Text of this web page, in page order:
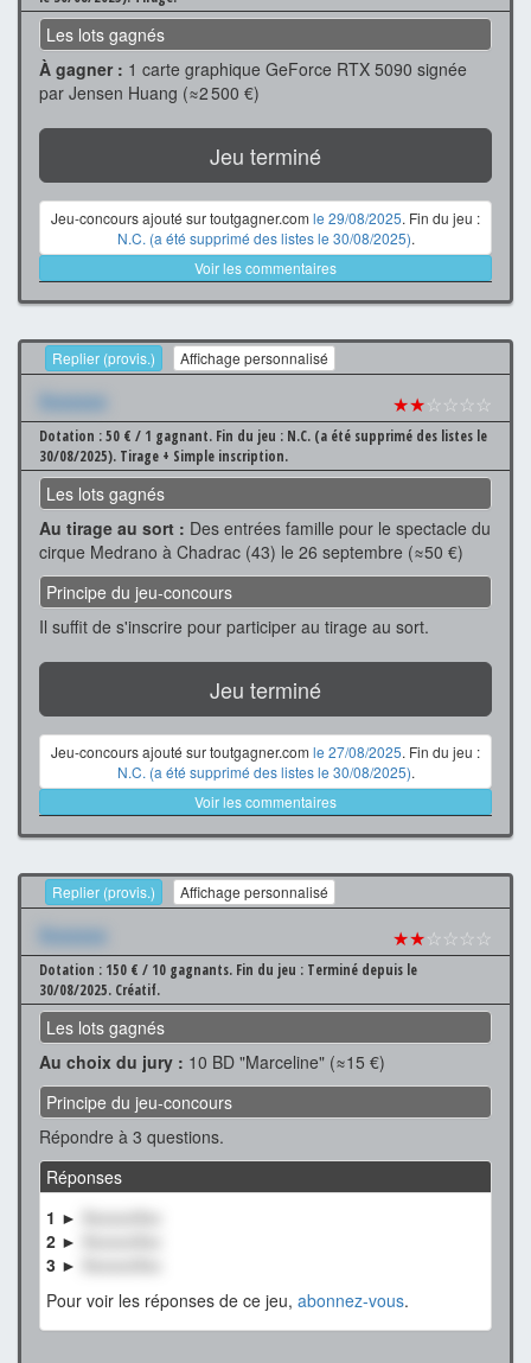
Les lots gagnés
À gagner : 1 carte graphique GeForce RTX 5090 signée
par Jensen Huang (≈2 500 €)
Jeu terminé
Jeu-concours ajouté sur toutgagner.com le 29/08/2025. Fin du jeu :
N.C. (a été supprimé des listes le 30/08/2025).
Voir les commentaires
Replier (provis.) Affichage personnalisé
Xxxxxxx ★★☆☆☆☆
Dotation : 50 € / 1 gagnant. Fin du jeu : N.C. (a été supprimé des listes le
30/08/2025). Tirage + Simple inscription.
Les lots gagnés
Au tirage au sort : Des entrées famille pour le spectacle du
cirque Medrano à Chadrac (43) le 26 septembre (≈50 €)
Principe du jeu-concours
Il suffit de s'inscrire pour participer au tirage au sort.
Jeu terminé
Jeu-concours ajouté sur toutgagner.com le 27/08/2025. Fin du jeu :
N.C. (a été supprimé des listes le 30/08/2025).
Voir les commentaires
Replier (provis.) Affichage personnalisé
Xxxxxxx ★★☆☆☆☆
Dotation : 150 € / 10 gagnants. Fin du jeu : Terminé depuis le
30/08/2025. Créatif.
Les lots gagnés
Au choix du jury : 10 BD "Marceline" (≈15 €)
Principe du jeu-concours
Répondre à 3 questions.
Réponses
1 ►
2 ►
3 ►
Pour voir les réponses de ce jeu, abonnez-vous.